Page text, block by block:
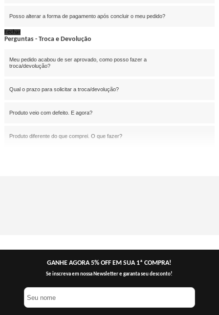
Posso alterar a forma de pagamento após concluir o meu pedido?
Fechar
Perguntas - Troca e Devolução
Meu pedido acabou de ser aprovado, como posso fazer a
troca/devolução?
Qual o prazo para solicitar a troca/devolução?
Produto veio com defeito. E agora?
Produto diferente do que comprei. O que fazer?
GANHE AGORA 5% OFF EM SUA 1ª COMPRA!
Se inscreva em nossa Newsletter e garanta seu desconto!